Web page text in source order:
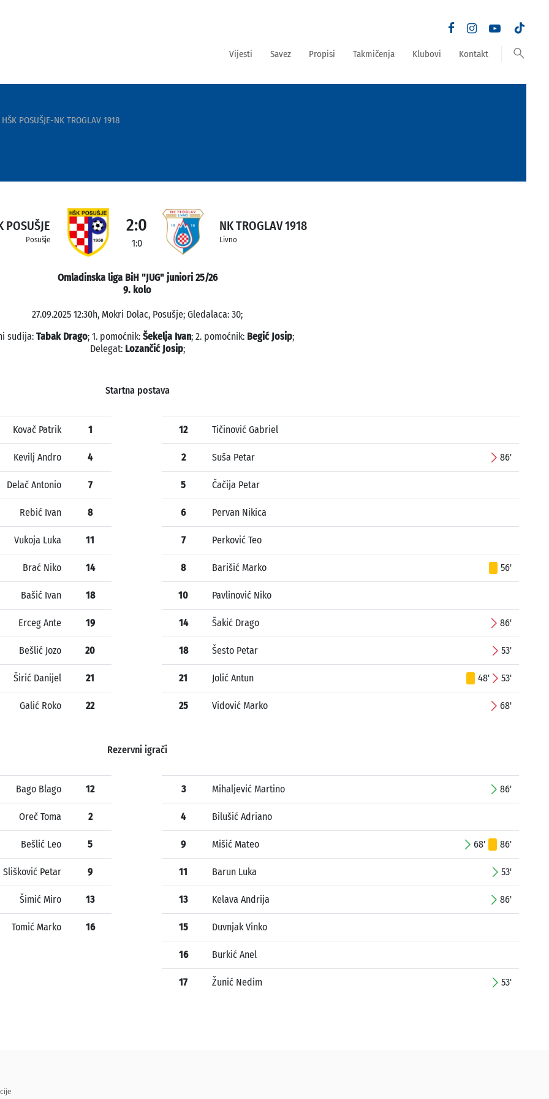
Vijesti Savez Propisi Takmičenja Klubovi Kontakt search
HŠK POSUŠJE-NK TROGLAV 1918
POSUŠJE
Posušje
2:0
1:0
NK TROGLAV 1918
Livno
Omladinska liga BiH "JUG" juniori 25/26
9. kolo
27.09.2025 12:30h, Mokri Dolac, Posušje; Gledalaca: 30;
sudija: Tabak Drago; 1. pomoćnik: Šekelja Ivan; 2. pomoćnik: Begić Josip;
Delegat: Lozančić Josip;
Startna postava
Kovač Patrik 1
Kevilj Andro 4
Delač Antonio 7
Rebić Ivan 8
Vukoja Luka 11
Brać Niko 14
Bašić Ivan 18
Erceg Ante 19
Bešlić Jozo 20
Širić Danijel 21
Galić Roko 22
12 Tičinović Gabriel
2 Suša Petar 86'
5 Čačija Petar
6 Pervan Nikica
7 Perković Teo
8 Barišić Marko 56'
10 Pavlinović Niko
14 Šakić Drago 86'
18 Šesto Petar 53'
21 Jolić Antun 48' 53'
25 Vidović Marko 68'
Rezervni igrači
Bago Blago 12
Oreč Toma 2
Bešlić Leo 5
Slišković Petar 9
Šimić Miro 13
Tomić Marko 16
3 Mihaljević Martino 86'
4 Bilušić Adriano
9 Mišić Mateo 68' 86'
11 Barun Luka 53'
13 Kelava Andrija 86'
15 Duvnjak Vinko
16 Burkić Anel
17 Žunić Nedim 53'